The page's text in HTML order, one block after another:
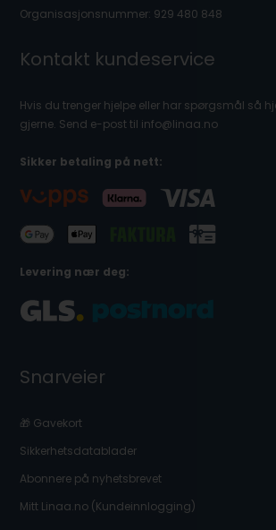
Organisasjonsnummer: 929 480 848
Kontakt kundeservice
Hvis du trenger hjelpe eller har spørgsmål så
gjerne. Send e-post til info@linaa.no
Sikker betaling på nett:
Levering nær deg:
Snarveier
🎁 Gavekort
Sikkerhetsdatablader
Abonnere på nyhetsbrevet
Mitt Linaa.no (Kundeinnlogging)